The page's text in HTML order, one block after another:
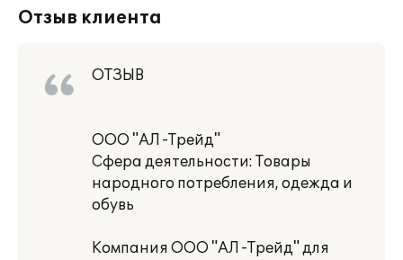
Отзыв клиента
ОТЗЫВ
ООО "АЛ -Трейд"
Сфера деятельности: Товары
народного потребления, одежда и
обувь
Компания ООО "АЛ -Трейд" для